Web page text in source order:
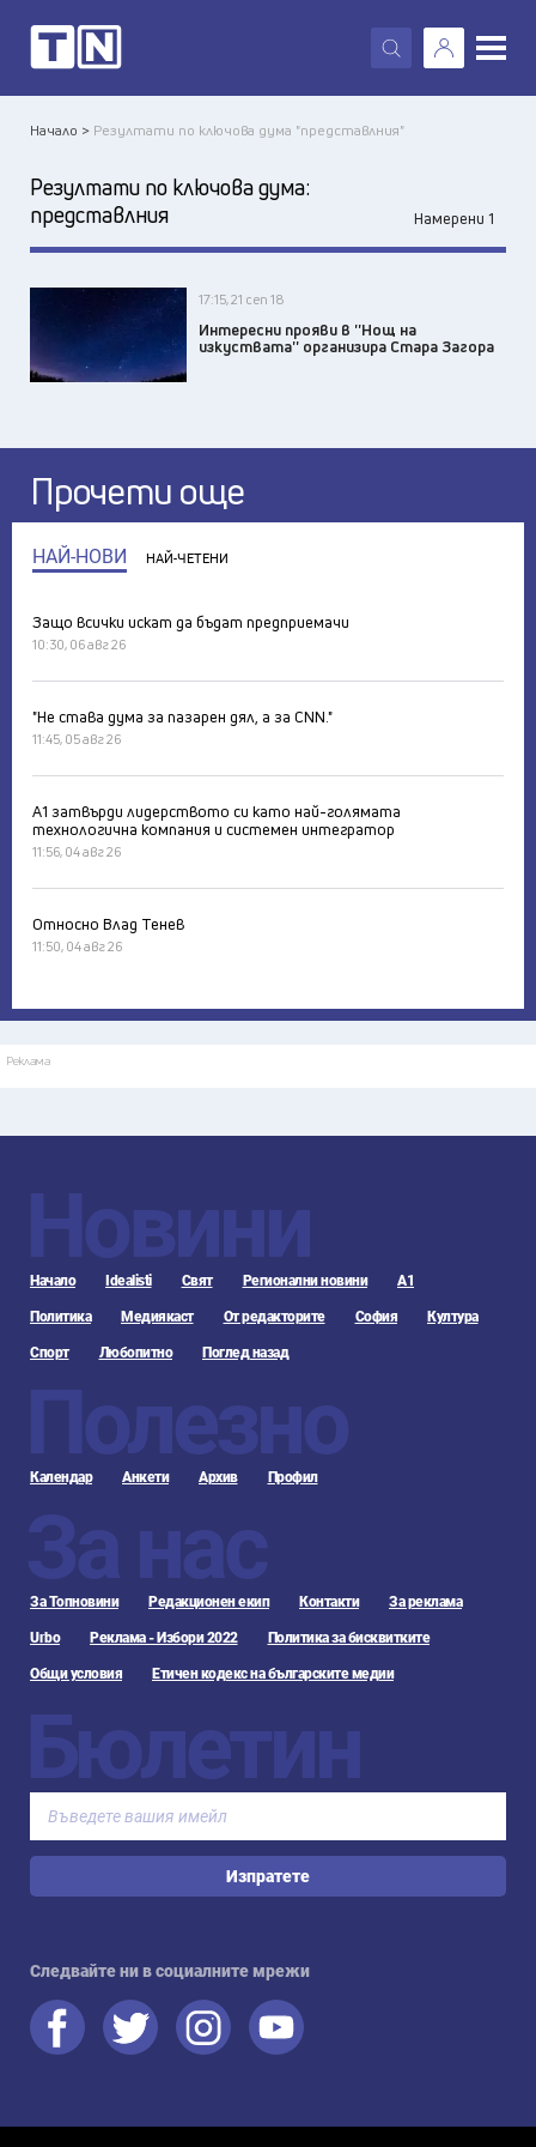
X
Начало > Резултати по ключова дума "представлния"
Резултати по ключова дума:
представлния
Намерени 1
17:15, 21 сеп 18
Интересни прояви в ''Нощ на
изкуствата'' организира Стара Загора
Прочети още
НАЙ-НОВИ НАЙ-ЧЕТЕНИ
Защо всички искат да бъдат предприемачи
10:30, 06 авг 26
"Не става дума за пазарен дял, а за CNN."
11:45, 05 авг 26
А1 затвърди лидерството си като най-голямата
технологична компания и системен интегратор
11:56, 04 авг 26
Относно Влад Тенев
11:50, 04 авг 26
Реклама
Новини
Начало Idealisti Свят Регионални новини А1
Политика Медиякаст От редакторите София Култура
Спорт Любопитно Поглед назад
Полезно
Календар Анкети Архив Профил
За нас
За Топновини Редакционен екип Контакти За реклама
Urbo Реклама - Избори 2022 Политика за бисквитките
Общи условия Етичен кодекс на българските медии
Бюлетин
Изпратете
Следвайте ни в социалните мрежи